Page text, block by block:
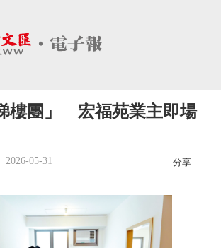
樓團」 宏福苑業主即場
2026-05-31 分享